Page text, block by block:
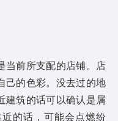
当前所支配的店铺。店
己的色彩。没去过的地
建筑的话可以确认是属
的话，可能会点燃纷